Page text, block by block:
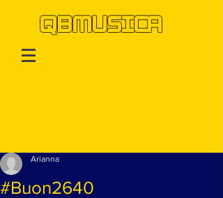
QBMUSICA
#Buon2640
Arianna